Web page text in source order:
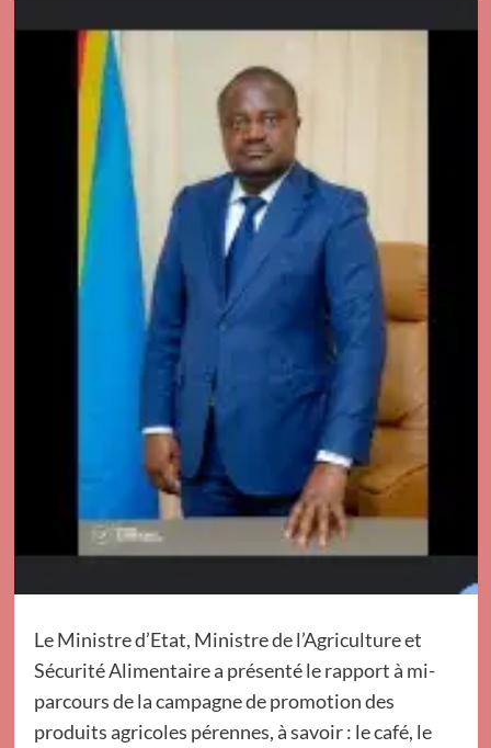
Le Ministre d’Etat, Ministre de l’Agriculture et
Sécurité Alimentaire a présenté le rapport à mi-
parcours de la campagne de promotion des
produits agricoles pérennes, à savoir : le café, le